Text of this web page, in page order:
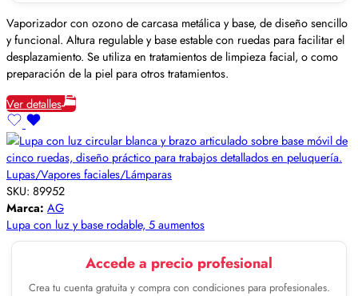
Vaporizador con ozono de carcasa metálica y base, de diseño sencillo
y funcional. Altura regulable y base estable con ruedas para facilitar el
desplazamiento. Se utiliza en tratamientos de limpieza facial, o como
preparación de la piel para otros tratamientos.
Ver detalles
Lupas/Vapores faciales/Lámparas
SKU: 89952
Marca: AG
Lupa con luz y base rodable, 5 aumentos
Accede a precio profesional
Crea tu cuenta gratuita y compra con condiciones para profesionales.